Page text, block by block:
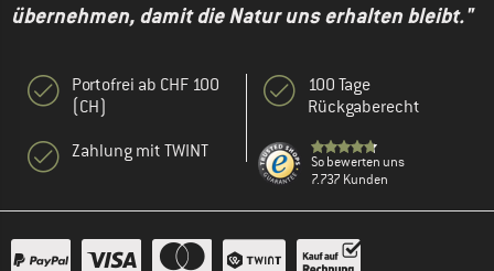
übernehmen, damit die Natur uns erhalten bleibt."
Portofrei ab CHF 100
(CH)
Zahlung mit TWINT
100 Tage
Rückgaberecht
So bewerten uns
7.737 Kunden